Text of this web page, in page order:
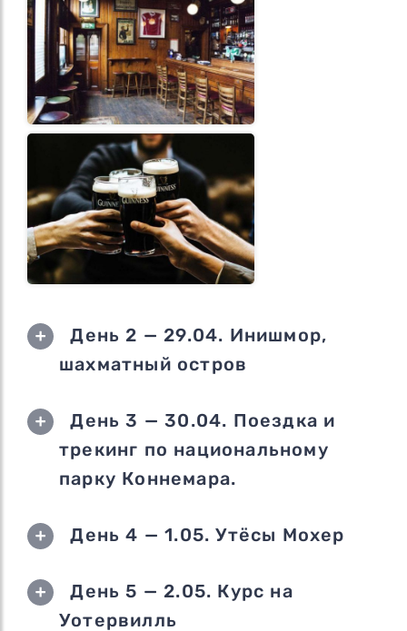
День 2 — 29.04. Инишмор,
шахматный остров
День 3 — 30.04. Поездка и
трекинг по национальному
парку Коннемара.
День 4 — 1.05. Утёсы Мохер
День 5 — 2.05. Курс на
Уотервилль